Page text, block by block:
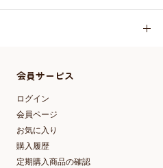
会員サービス
ログイン
会員ページ
お気に入り
購入履歴
定期購入商品の確認